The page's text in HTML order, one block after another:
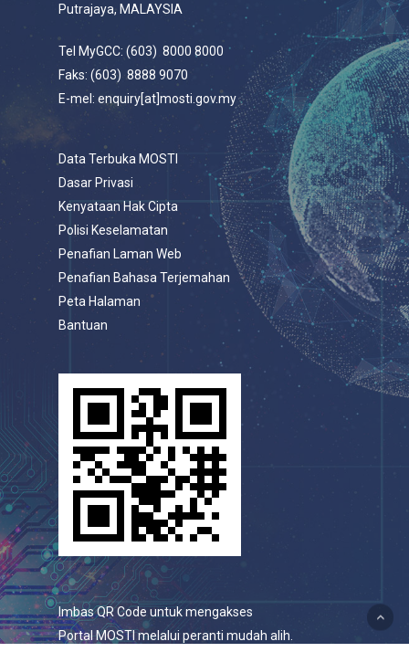
Putrajaya, MALAYSIA
Tel MyGCC: (603) 8000 8000
Faks: (603) 8888 9070
E-mel: enquiry[at]mosti.gov.my
Data Terbuka MOSTI
Dasar Privasi
Kenyataan Hak Cipta
Polisi Keselamatan
Penafian Laman Web
Penafian Bahasa Terjemahan
Peta Halaman
Bantuan
Imbas QR Code untuk mengakses
Portal MOSTI melalui peranti mudah alih.